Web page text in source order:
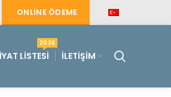
ONLINE ÖDEME
LISTESI
2026
İLETIŞIM